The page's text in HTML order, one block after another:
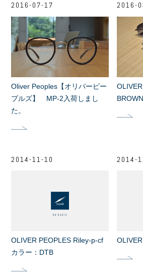
2016-07-17
Oliver Peoples【オリバーピー
プルズ】 MP-2入荷しまし
た。
2016-
2014-11-10
OLIVER PEOPLES Riley-p-cf
カラー：DTB
2014-